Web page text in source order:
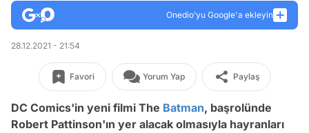
Onedio’yu Google'a ekleyin
28.12.2021 - 21:54
Favori Yorum Yap Paylaş
DC Comics'in yeni filmi The Batman, başrolünde
Robert Pattinson'ın yer alacak olmasıyla hayranları